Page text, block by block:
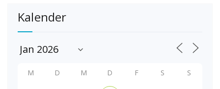
Kalender
M D M D F S S